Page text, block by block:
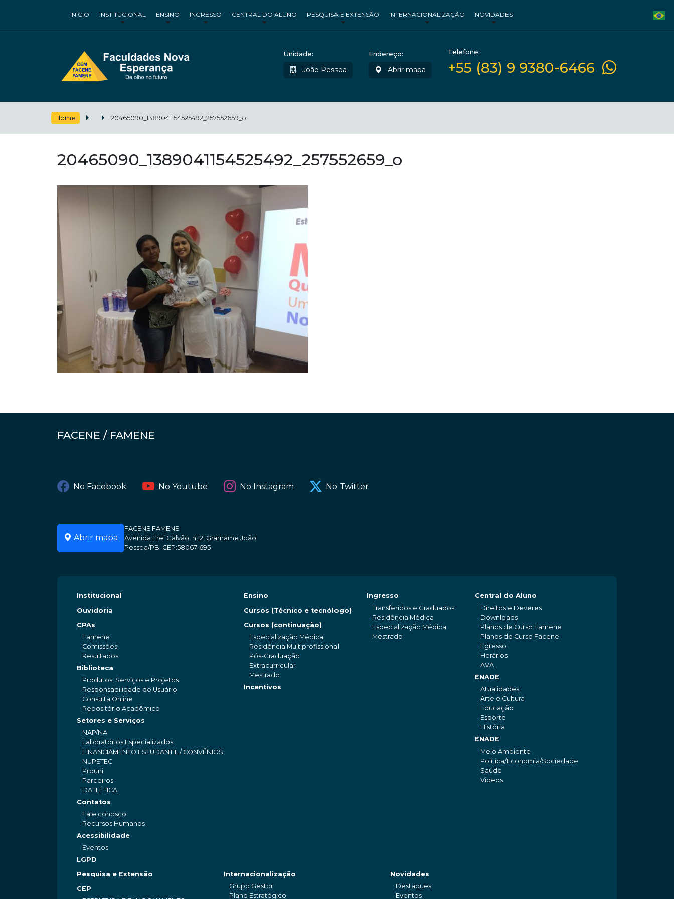
INÍCIO INSTITUCIONAL ENSINO INGRESSO CENTRAL DO ALUNO PESQUISA E EXTENSÃO INTERNACIONALIZAÇÃO NOVIDADES
Unidade:
João Pessoa
Endereço:
Abrir mapa
Telefone:
+55 (83) 9 9380-6466
Home 20465090_1389041154525492_257552659_o
20465090_1389041154525492_257552659_o
FACENE / FAMENE
No Facebook No Youtube No Instagram No Twitter
Abrir mapa
FACENE FAMENE
Avenida Frei Galvão, n 12, Gramame João
Pessoa/PB. CEP:58067-695
Institucional
Ouvidoria
CPAs
Famene
Comissões
Resultados
Biblioteca
Produtos, Serviços e Projetos
Responsabilidade do Usuário
Consulta Online
Repositório Acadêmico
Setores e Serviços
NAP/NAI
Laboratórios Especializados
FINANCIAMENTO ESTUDANTIL / CONVÊNIOS
NUPETEC
Prouni
Parceiros
DATLÉTICA
Contatos
Fale conosco
Recursos Humanos
Acessibilidade
Eventos
LGPD
Ensino
Cursos (Técnico e tecnólogo)
Cursos (continuação)
Especialização Médica
Residência Multiprofissional
Pós-Graduação
Extracurricular
Mestrado
Incentivos
Ingresso
Transferidos e Graduados
Residência Médica
Especialização Médica
Mestrado
Central do Aluno
Direitos e Deveres
Downloads
Planos de Curso Famene
Planos de Curso Facene
Egresso
Horários
AVA
ENADE
Atualidades
Arte e Cultura
Educação
Esporte
História
ENADE
Meio Ambiente
Política/Economia/Sociedade
Saúde
Videos
Pesquisa e Extensão
CEP
Internacionalização
Grupo Gestor
Plano Estratégico
Novidades
Destaques
Eventos